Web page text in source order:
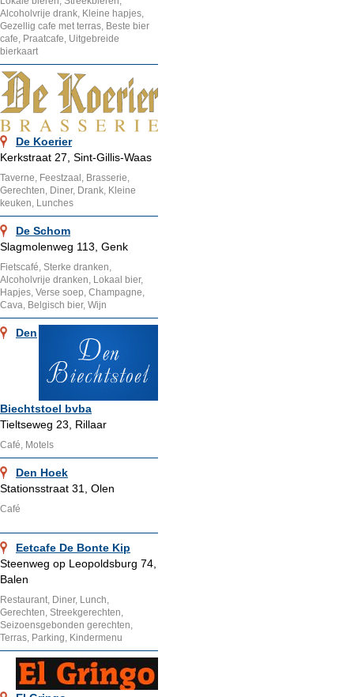
Alcoholvrije drank, Kleine hapjes,
Gezellig cafe met terras, Beste bier
cafe, Praatcafe, Uitgebreide
bierkaart
De Koerier
Kerkstraat 27, Sint-Gillis-Waas
Taverne, Feestzaal, Brasserie,
Gerechten, Diner, Drank, Kleine
keuken, Lunches
De Schom
Slagmolenweg 113, Genk
Fietscafé, Sterke dranken,
Alcoholvrije dranken, Lokaal bier,
Hapjes, Verse soep, Champagne,
Cava, Belgisch bier, Wijn
Den
Biechtstoel bvba
Tieltseweg 23, Rillaar
Café, Motels
Den Hoek
Stationsstraat 31, Olen
Café
Eetcafe De Bonte Kip
Steenweg op Leopoldsburg 74,
Balen
Restaurant, Diner, Lunch,
Gerechten, Streekgerechten,
Seizoensgebonden gerechten,
Terras, Parking, Kindermenu